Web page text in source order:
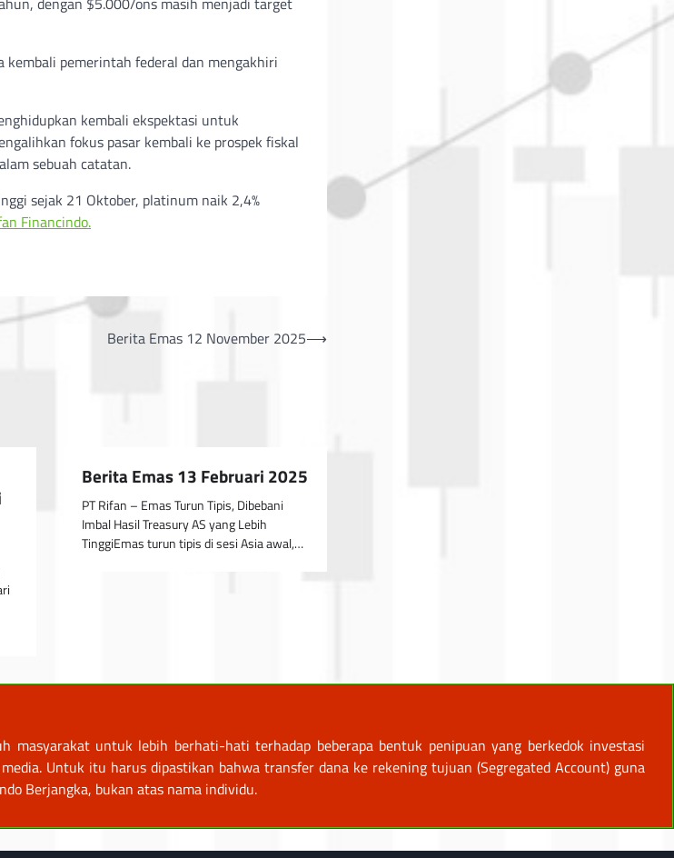
pemerintah federal dan mengakhiri
kembali ekspektasi untuk
fokus pasar kembali ke prospek fiskal
sebuah catatan.
sejak 21 Oktober, platinum naik 2,4%
Financindo.
Berita Emas 12 November 2025⟶
Berita Emas 13 Februari 2025
PT Rifan – Emas Turun Tipis, Dibebani
Imbal Hasil Treasury AS yang Lebih
TinggiEmas turun tipis di sesi Asia awal,…
masyarakat untuk lebih berhati-hati terhadap beberapa bentuk penipuan yang berkedok investasi
Untuk itu harus dipastikan bahwa transfer dana ke rekening tujuan (Segregated Account) guna
Berjangka, bukan atas nama individu.